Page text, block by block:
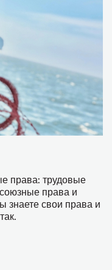
права: трудовые
права и
знаете свои права и